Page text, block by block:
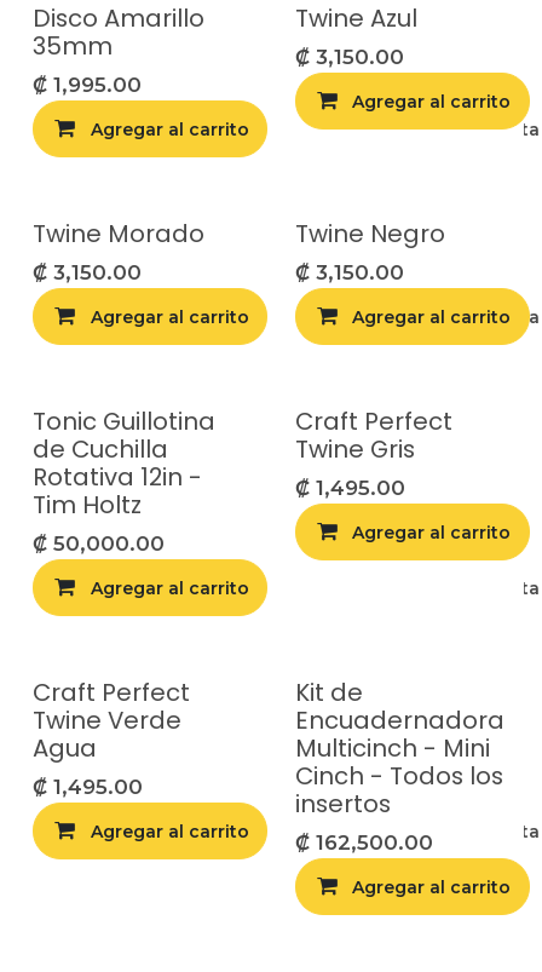
Disco Amarillo
35mm
₡ 1,995.00
Agregar al carrito Agregar a la
Twine Azul
₡ 3,150.00
Agregar al carrito
Twine Morado
₡ 3,150.00
Agregar al carrito Agregar a la
Twine Negro
₡ 3,150.00
Agregar al carrito
Tonic Guillotina
de Cuchilla
Rotativa 12in -
Tim Holtz
₡ 50,000.00
Agregar al carrito Agregar a la
Craft Perfect
Twine Gris
₡ 1,495.00
Agregar al carrito
Craft Perfect
Twine Verde
Agua
₡ 1,495.00
Agregar al carrito Agregar a la
Kit de
Encuadernadora
Multicinch - Mini
Cinch - Todos los
insertos
₡ 162,500.00
Agregar al carrito